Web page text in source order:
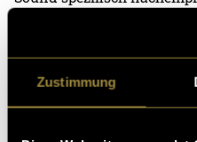
Zustimmung
CI/CD:
Die Schrift für das